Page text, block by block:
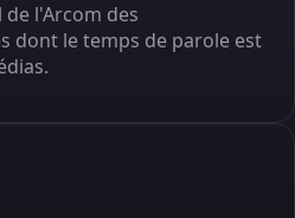
l'Arcom des
dont le temps de parole est